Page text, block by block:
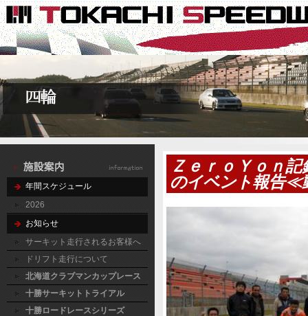
年間スケジュール
2026
お知らせ
サーキット走行されるお客様へ
ドリフト走行について
北海道クラブマンカップレース
十勝サーキットトライアル
十勝ロードレースシリーズ
ＺｅｒｏＹｏｎ
のイベント報告